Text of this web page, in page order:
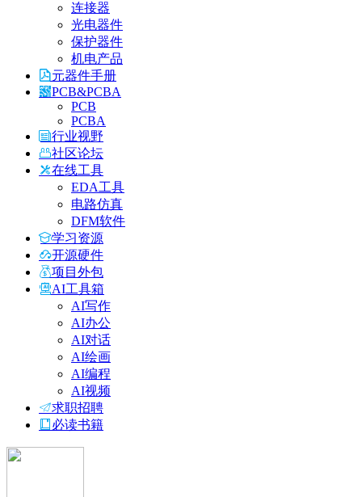
连接器
光电器件
保护器件
机电产品
元器件手册
PCB&PCBA
PCB
PCBA
行业视野
社区论坛
在线工具
EDA工具
电路仿真
DFM软件
学习资源
开源硬件
项目外包
AI工具箱
AI写作
AI办公
AI对话
AI绘画
AI编程
AI视频
求职招聘
必读书籍